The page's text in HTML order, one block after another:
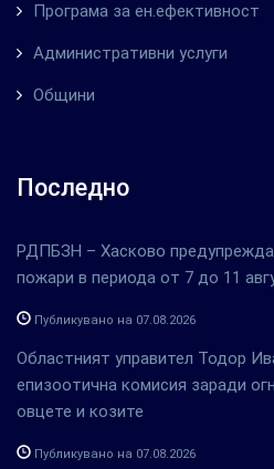
Програма за ен.ефективност
Административни услуги
Общини
Последно
РДПБЗН – Хасково
пожари в периода от 7 до 11
Публикувано на 07.08.2026
Областният управител Тодор
епизоотична комисия заради
овцете и козите
Публикувано на 07.08.2026